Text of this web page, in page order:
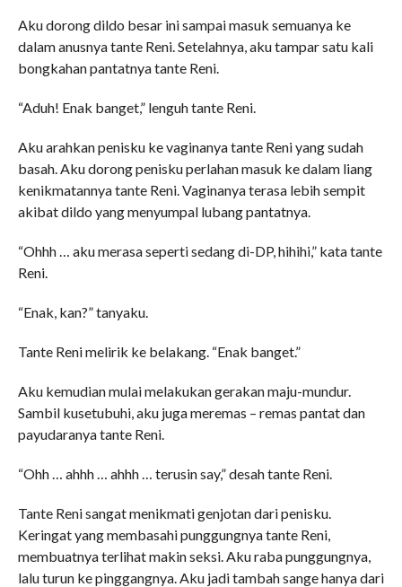
Aku dorong dildo besar ini sampai masuk semuanya ke
dalam anusnya tante Reni. Setelahnya, aku tampar satu kali
bongkahan pantatnya tante Reni.
“Aduh! Enak banget,” lenguh tante Reni.
Aku arahkan penisku ke vaginanya tante Reni yang sudah
basah. Aku dorong penisku perlahan masuk ke dalam liang
kenikmatannya tante Reni. Vaginanya terasa lebih sempit
akibat dildo yang menyumpal lubang pantatnya.
“Ohhh … aku merasa seperti sedang di-DP, hihihi,” kata tante
Reni.
“Enak, kan?” tanyaku.
Tante Reni melirik ke belakang. “Enak banget.”
Aku kemudian mulai melakukan gerakan maju-mundur.
Sambil kusetubuhi, aku juga meremas – remas pantat dan
payudaranya tante Reni.
“Ohh … ahhh … ahhh … terusin say,” desah tante Reni.
Tante Reni sangat menikmati genjotan dari penisku.
Keringat yang membasahi punggungnya tante Reni,
membuatnya terlihat makin seksi. Aku raba punggungnya,
lalu turun ke pinggangnya. Aku jadi tambah sange hanya dari